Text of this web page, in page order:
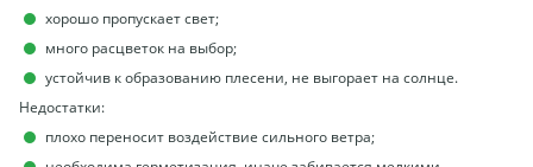
хорошо пропускает свет;
много расцветок на выбор;
устойчив к образованию плесени, не выгорает на солнце.
Недостатки:
плохо переносит воздействие сильного ветра;